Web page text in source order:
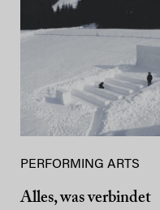
PERFORMING ARTS
Alles, was verbindet